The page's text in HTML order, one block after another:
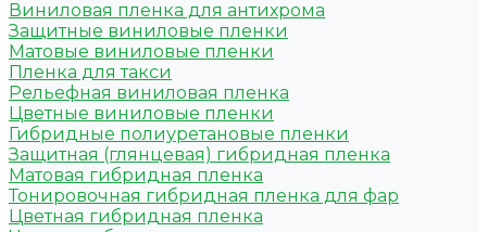
Виниловая пленка для антихрома
Защитные виниловые пленки
Матовые виниловые пленки
Пленка для такси
Рельефная виниловая пленка
Цветные виниловые пленки
Гибридные полиуретановые пленки
Защитная (глянцевая) гибридная пленка
Матовая гибридная пленка
Тонировочная гибридная пленка для фар
Цветная гибридная пленка